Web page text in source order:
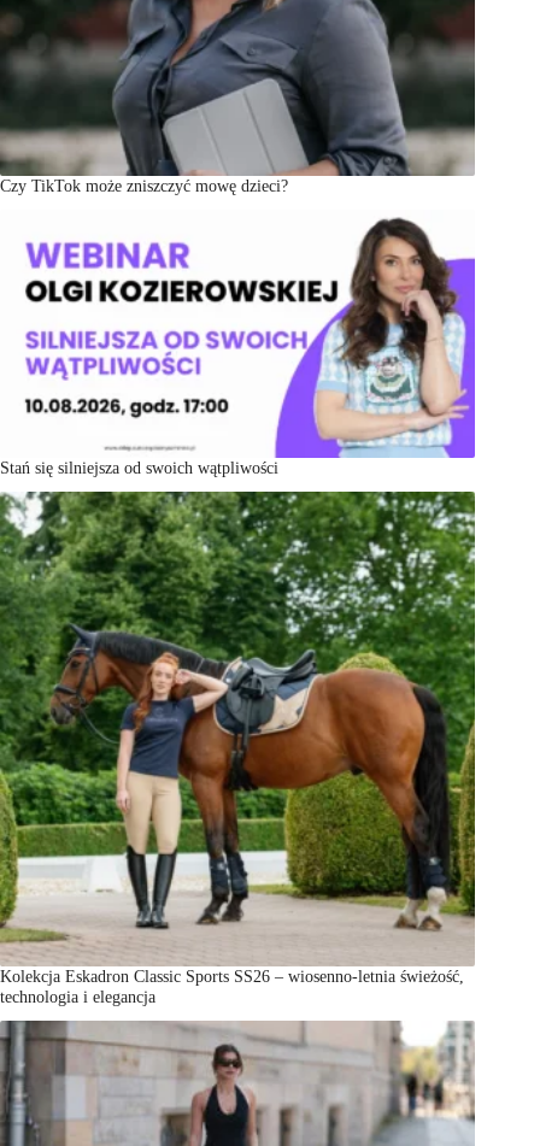
Czy TikTok może zniszczyć mowę dzieci?
Stań się silniejsza od swoich wątpliwości
Kolekcja Eskadron Classic Sports SS26 – wiosenno-letnia świeżość,
technologia i elegancja